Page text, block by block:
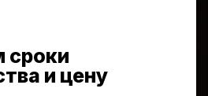
сроки
и цену